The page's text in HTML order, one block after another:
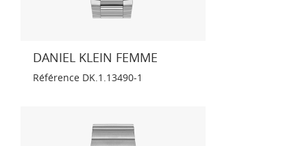
DANIEL KLEIN FEMME
Référence DK.1.13490-1